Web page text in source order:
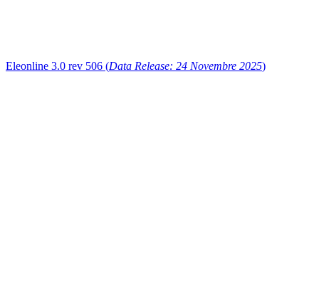
Eleonline 3.0 rev 506 (Data Release: 24 Novembre 2025)